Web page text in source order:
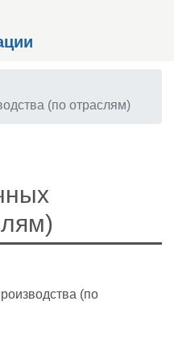
(по отраслям)
(по